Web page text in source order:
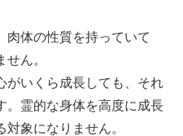
体の性質を持っていて
ん。
いくら成長しても、それ
。霊的な身体を高度に成長
象になりません。